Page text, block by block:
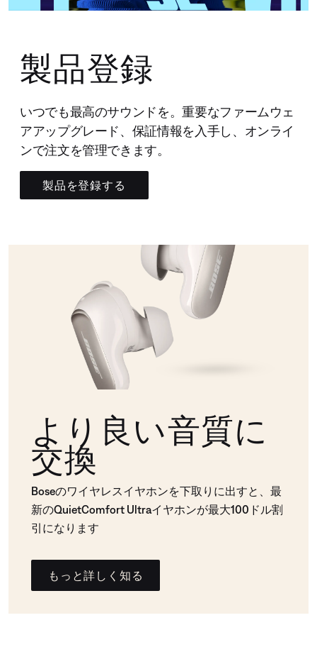
製品登録
いつでも最高のサウンドを。重要なファームウェ
アアップグレード、保証情報を入手し、オンライ
ンで注文を管理できます。
製品を登録する
より良い音質に
交換
Boseのワイヤレスイヤホンを下取りに出すと、最
新のQuietComfort Ultraイヤホンが最大100ドル割
引になります
もっと詳しく知る